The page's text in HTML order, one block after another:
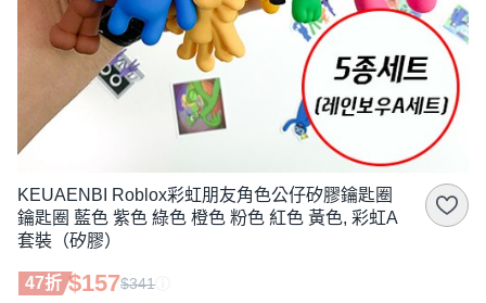
KEUAENBI Roblox彩虹朋友角色公仔矽膠鑰匙圈
鑰匙圈 藍色 紫色 綠色 橙色 粉色 紅色 黃色, 彩虹A
套裝（矽膠）
47折 $157$341